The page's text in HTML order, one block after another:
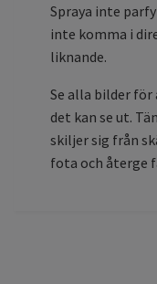
Spraya inte
inte komma i
liknande.
Se alla bilder
det kan se ut.
skiljer sig från
fota och återge